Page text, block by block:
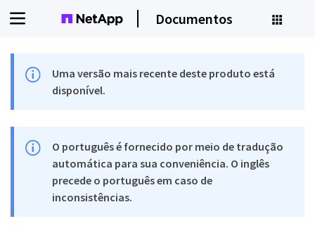
Documentos
Uma versão mais recente deste produto está
disponível.
O português é fornecido por meio de tradução
automática para sua conveniência. O inglês
precede o português em caso de
inconsistências.